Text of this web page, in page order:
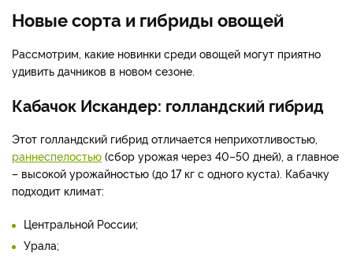
Новые сорта и гибриды овощей
Рассмотрим, какие новинки среди овощей могут приятно
удивить дачников в новом сезоне.
Кабачок Искандер: голландский гибрид
Этот голландский гибрид отличается неприхотливостью,
раннеспелостью (сбор урожая через 40–50 дней), а главное
– высокой урожайностью (до 17 кг с одного куста). Кабачку
подходит климат:
Центральной России;
Урала;